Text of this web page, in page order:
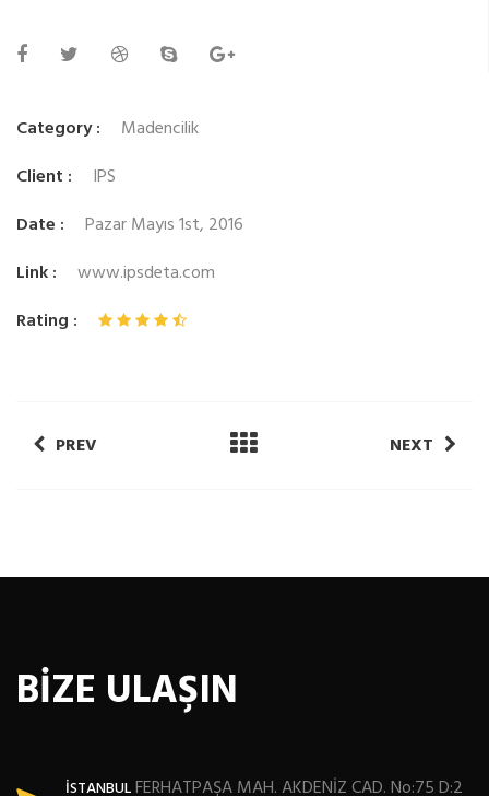
Category :
Madencilik
Client :
IPS
Date :
Pazar Mayıs 1st, 2016
Link :
www.ipsdeta.com
Rating :
PREV NEXT
BİZE ULAŞIN
İSTANBULFERHATPAŞA MAH. AKDENİZ CAD. No:75 D:2